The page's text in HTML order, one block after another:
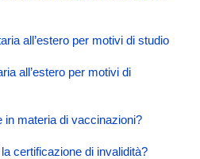
all’estero per motivi di studio
all’estero per motivi di
in materia di vaccinazioni?
certificazione di invalidità?